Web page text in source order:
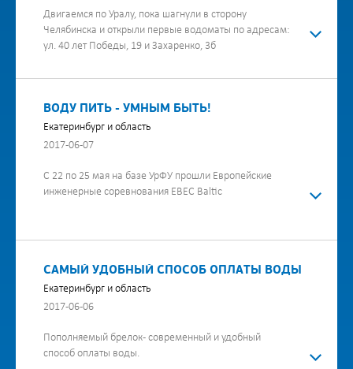
Двигаемся по Уралу, пока шагнули в сторону
Челябинска и открыли первые водоматы по адресам:
ул. 40 лет Победы, 19 и Захаренко, 3б
ВОДУ ПИТЬ - УМНЫМ БЫТЬ!
Екатеринбург и область
2017-06-07
C 22 по 25 мая на базе УрФУ прошли Европейские
инженерные соревнования EBEC Baltic
САМЫЙ УДОБНЫЙ СПОСОБ ОПЛАТЫ ВОДЫ
Екатеринбург и область
2017-06-06
Пополняемый брелок - современный и удобный
способ оплаты воды.